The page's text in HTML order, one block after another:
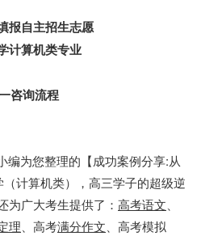
报自主招生志愿
计算机类专业
咨询流程
编为您整理的【成功案例分享:从
计算机类），高三学子的超级逆
为广大考生提供了： 高考语文、
理、高考满分作文、高考模拟